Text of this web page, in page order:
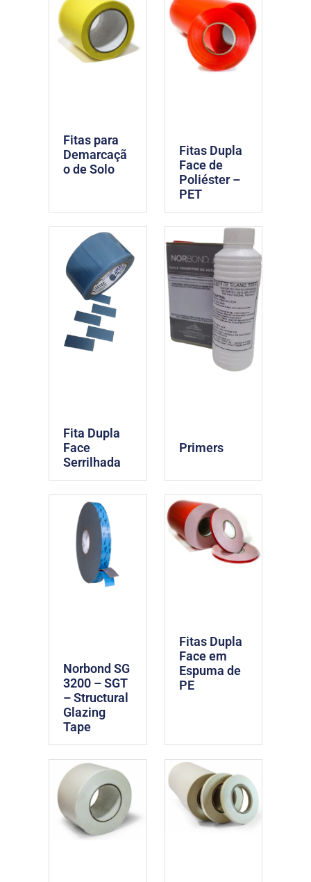
Fitas para
Demarcaçã
o de Solo
Fitas Dupla
Face de
Poliéster –
PET
Fita Dupla
Face
Serrilhada
Primers
Norbond SG
3200 – SGT
– Structural
Glazing
Tape
Fitas Dupla
Face em
Espuma de
PE